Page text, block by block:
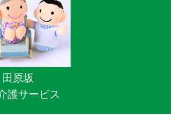
田原坂
護サービス